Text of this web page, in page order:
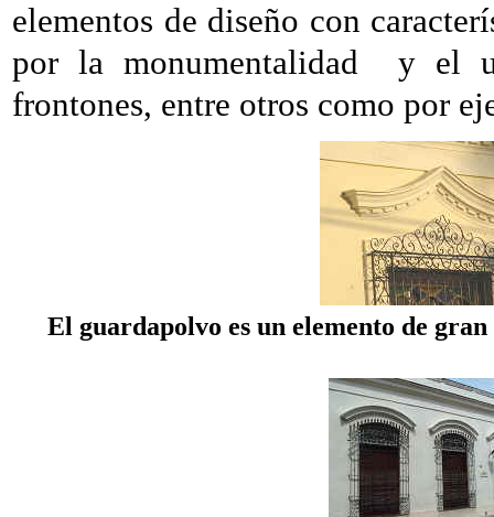
elementos de diseño con
por la monumentalidad
y el
frontones, entre otros como por
El guardapolvo es un elemento de